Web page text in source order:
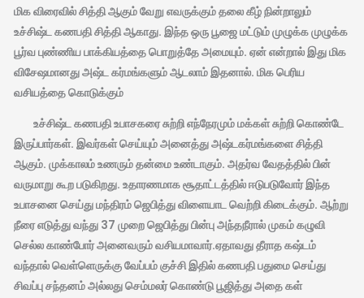
மிக விரைவில் சித்தி ஆகும் வேறு எவருக்கும் தலை கீழ் நின்றாலும்
உச்சிஷ்ட கணபதி சித்தி ஆகாது. இந்த ஒரு பூஜை மட்டும் முழுக்க முழுக்க
பூர்வ புண்ணிய பாக்கியத்தை பொறுத்தே அமையும். ஏன் என்றால் இது மிக
விசேஷமானது அஷ்ட கர்மங்களும் ஆடலாம் இதனால். மிக பெரிய
வசியத்தை கொடுக்கும்
உச்சிஷ்ட கணபதி உபாசகரை சுற்றி எந்நேரமும் மக்கள் சுற்றி கொண்டே
இருப்பார்கள். இவர்கள் செய்யும் அனைத்து அஷ்டகர்மங்களை சித்தி
ஆகும். முக்காலம் உணரும் தன்மை உண்டாகும். அதர்வ வேதத்தில் பின்
வருமாறு கூற படுகிறது. உதாரணமாக சூதாட்டத்தில் ஈடுபடுவோர் இந்த
உபாசனை செய்து மந்திரம் ஜெபித்து விளையாட வெற்றி கிடைக்கும். ஆற்று
நீரை எடுத்து வந்து 37 முறை ஜெபித்து பின்பு அந்தநீரால் முகம் கழுவி
செல்ல காண்போர் அனைவரும் வசியமாவார்.ஏதாவது தீராத கஷ்டம்
வந்தால் வெள்ளெருக்கு வேப்பம் குச்சி இதில் கணபதி பதுமை செய்து
சிவப்பு சந்தனம் அல்லது செம்மலர் கொண்டு பூஜித்து அதை கள்